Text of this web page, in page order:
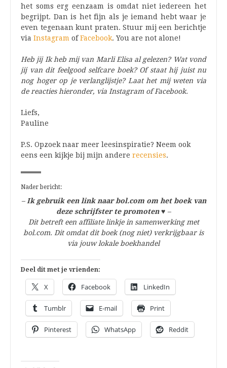
het soms erg eenzaam is omdat niet iedereen het
begrijpt. Dan is het fijn als je iemand hebt waar je
even tegenaan kunt praten. Stuur mij een berichtje
via Instagram ofFacebook. You are not alone!
Heb jij Ik heb mij van Marli Elisa al gelezen? Wat vond
jij van dit feelgood selfcare boek? Of staat hij juist nu
nog hoger op je verlanglijstje? Laat het mij weten via
de reacties hieronder, via Instagram of Facebook.
Liefs,
Pauline
P.S. Opzoek naar meer leesinspiratie? Neem ook
eens een kijkje bij mijn andere recensies.
Nader bericht:
– Ik gebruik een link naar bol.com om het boek van
deze schrijfster te promoten♥ –
Dit betreft een affiliate linkje in samenwerking met
bol.com. Dit omdat dit boek (nog niet) verkrijgbaar is
via jouw lokale boekhandel
Deel dit met je vrienden:
X Facebook LinkedIn
Tumblr E-mail Print
Pinterest WhatsApp Reddit